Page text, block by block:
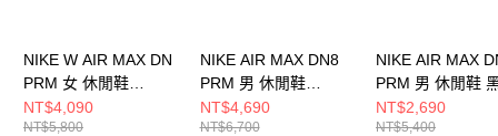
NIKE W AIR MAX DN
PRM 女 休閒鞋
HQ0013001
NT$4,090
NT$5,800
NIKE AIR MAX DN8
PRM 男 休閒鞋
HV8476200
NT$4,690
NT$6,700
NIKE AIR MAX
PRM 男 休閒鞋
HM0811900
NT$2,690
NT$5,400